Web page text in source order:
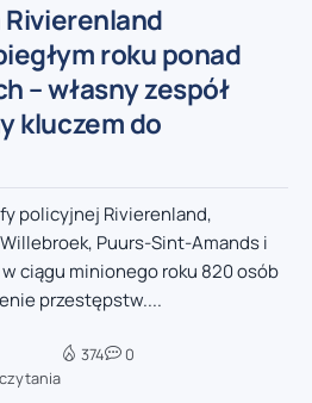
roku ponad
– własny zespół
kluczem do
policyjnej Rivierenland,
Puurs-Sint-Amands i
ciągu minionego roku 820 osób
przestępstw....
374 0